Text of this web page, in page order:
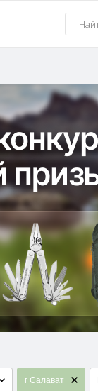
г Салават